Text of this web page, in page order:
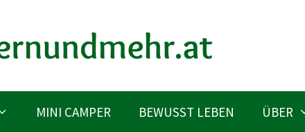
MINI CAMPER BEWUSST LEBEN ÜBER